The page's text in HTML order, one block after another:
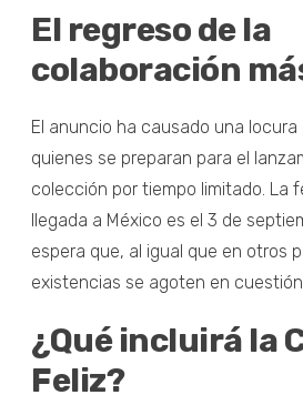
El regreso de la
colaboración
El anuncio ha causado una
quienes se preparan para el
colección por tiempo limitado. La
llegada a México es el 3 de
espera que, al igual que en otros
existencias se agoten en cuestión
¿Qué incluirá la
Feliz?